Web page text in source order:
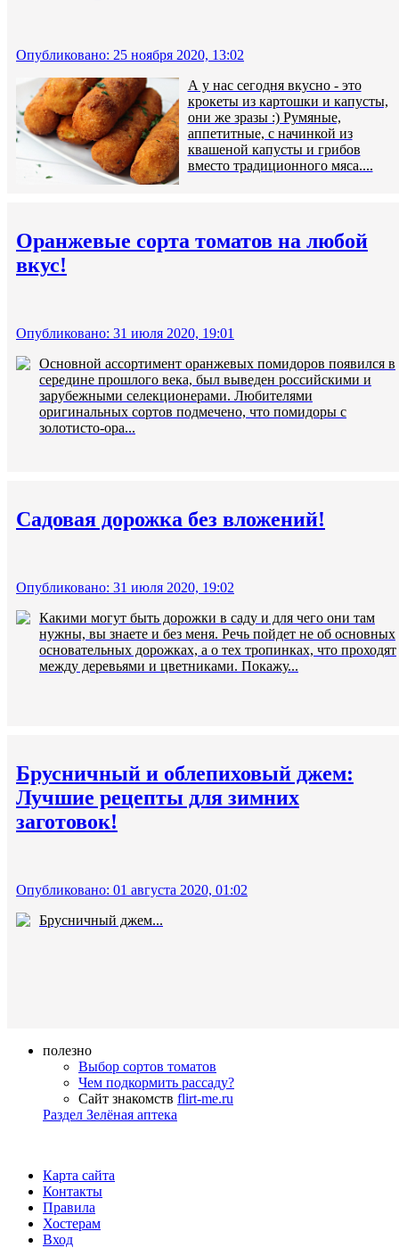
Опубликовано: 25 ноября 2020, 13:02
А у нас сегодня вкусно - это
крокеты из картошки и капусты,
они же зразы :) Румяные,
аппетитные, с начинкой из
квашеной капусты и грибов
вместо традиционного мяса....
Оранжевые сорта томатов на любой
вкус!
Опубликовано: 31 июля 2020, 19:01
Основной ассортимент оранжевых помидоров появился в
середине прошлого века, был выведен российскими и
зарубежными селекционерами. Любителями
оригинальных сортов подмечено, что помидоры с
золотисто-ора...
Садовая дорожка без вложений!
Опубликовано: 31 июля 2020, 19:02
Какими могут быть дорожки в саду и для чего они там
нужны, вы знаете и без меня. Речь пойдет не об основных
основательных дорожках, а о тех тропинках, что проходят
между деревьями и цветниками. Покажу...
Брусничный и облепиховый джем:
Лучшие рецепты для зимних
заготовок!
Опубликовано: 01 августа 2020, 01:02
Брусничный джем...
полезно
Выбор сортов томатов
Чем подкормить рассаду?
Сайт знакомств flirt-me.ru
Раздел Зелёная аптека
Карта сайта
Контакты
Правила
Хостерам
Вход